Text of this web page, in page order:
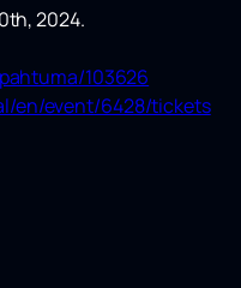
2024.
103626
en/event/6428/tickets